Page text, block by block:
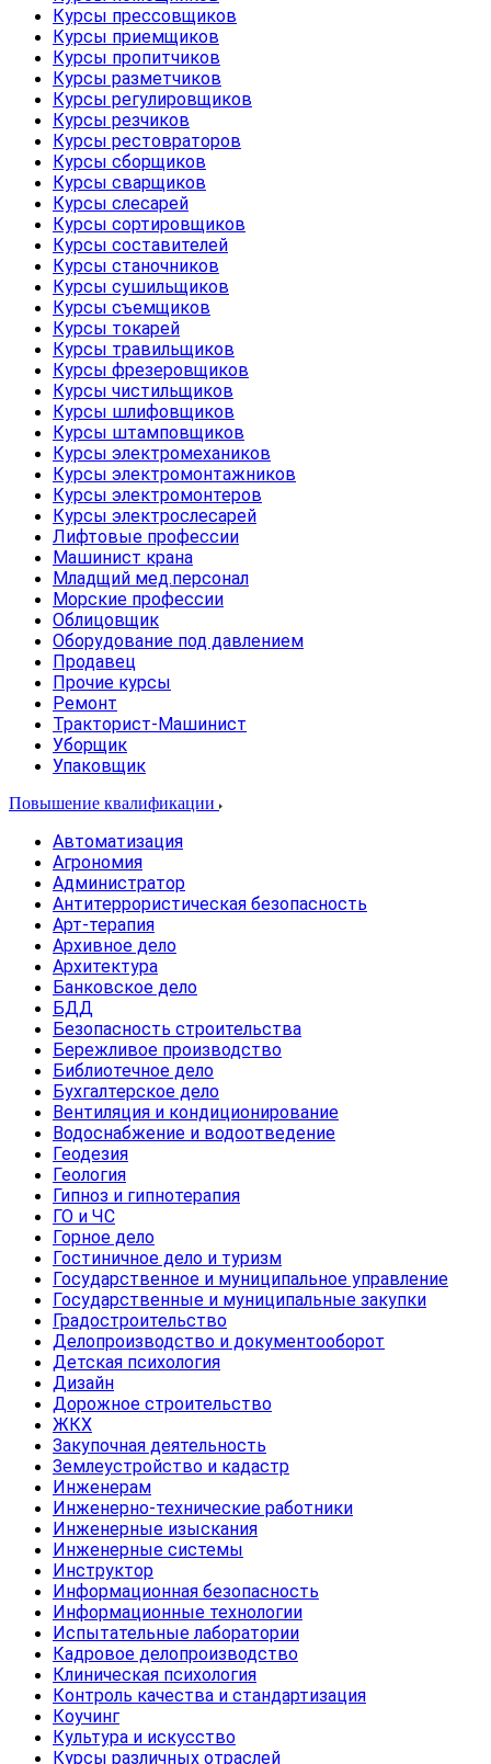
Курсы прессовщиков
Курсы приемщиков
Курсы пропитчиков
Курсы разметчиков
Курсы регулировщиков
Курсы резчиков
Курсы рестовраторов
Курсы сборщиков
Курсы сварщиков
Курсы слесарей
Курсы сортировщиков
Курсы составителей
Курсы станочников
Курсы сушильщиков
Курсы съемщиков
Курсы токарей
Курсы травильщиков
Курсы фрезеровщиков
Курсы чистильщиков
Курсы шлифовщиков
Курсы штамповщиков
Курсы электромехаников
Курсы электромонтажников
Курсы электромонтеров
Курсы электрослесарей
Лифтовые профессии
Машинист крана
Младщий мед.персонал
Морские профессии
Облицовщик
Оборудование под давлением
Продавец
Прочие курсы
Ремонт
Тракторист-Машинист
Уборщик
Упаковщик
Повышение квалификации
Автоматизация
Агрономия
Администратор
Антитеррористическая безопасность
Арт-терапия
Архивное дело
Архитектура
Банковское дело
БДД
Безопасность строительства
Бережливое производство
Библиотечное дело
Бухгалтерское дело
Вентиляция и кондиционирование
Водоснабжение и водоотведение
Геодезия
Геология
Гипноз и гипнотерапия
ГО и ЧС
Горное дело
Гостиничное дело и туризм
Государственное и муниципальное управление
Государственные и муниципальные закупки
Градостроительство
Делопроизводство и документооборот
Детская психология
Дизайн
Дорожное строительство
ЖКХ
Закупочная деятельность
Землеустройство и кадастр
Инженерам
Инженерно-технические работники
Инженерные изыскания
Инженерные системы
Инструктор
Информационная безопасность
Информационные технологии
Испытательные лаборатории
Кадровое делопроизводство
Клиническая психология
Контроль качества и стандартизация
Коучинг
Культура и искусство
Курсы различных отраслей